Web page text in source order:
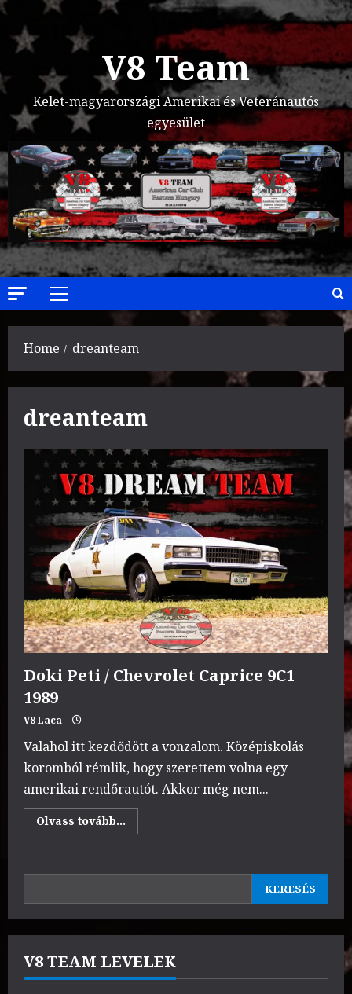
Skip
content
V8 Team
Kelet-magyarországi Amerikai és Veteránautós
egyesület
Primary
Home dreanteam
dreanteam
Doki Peti / Chevrolet Caprice 9C1
1989
V8 Laca
Valahol itt kezdődött a vonzalom. Középiskolás
koromból rémlik, hogy szerettem volna egy
amerikai rendőrautót. Akkor még nem...
Olvass tovább...
more
/
9C1
1989
KERESÉS
V8 TEAM LEVELEK